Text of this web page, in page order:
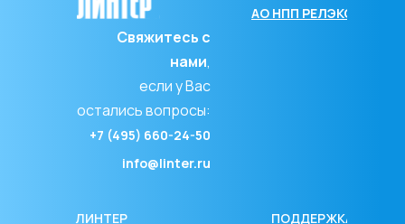
АО НПП РЕЛЭКС
Свяжитесь с
нами,
если у Вас
остались вопросы:
+7 (495) 660-24-50
info@linter.ru
ЛИНТЕР ПОДДЕРЖКА